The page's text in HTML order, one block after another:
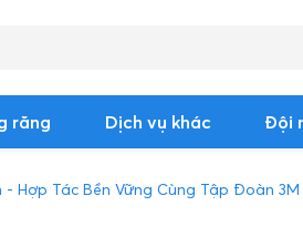
răng Dịch vụ khác Đội
- Hợp Tác Bền Vững Cùng Tập Đoàn 3M